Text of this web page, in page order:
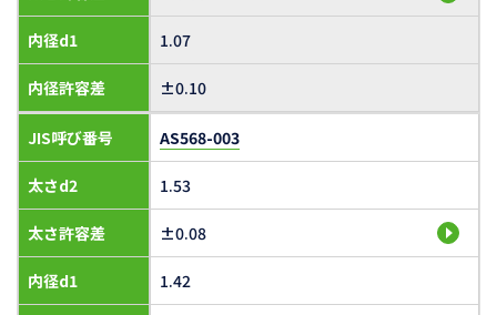
内径d1
内径許容差
1.07
±0.10
JIS呼び番号
太さd2
太さ許容差
内径d1
AS568-003
1.53
±0.08
1.42